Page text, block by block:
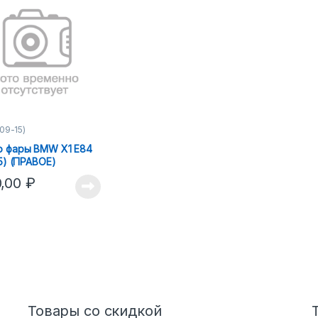
15)
фары BMW X1 E84
(ПРАВОЕ)
₽
Товары со скидкой